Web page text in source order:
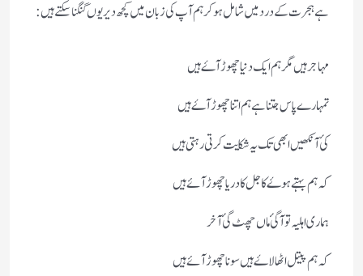
ہے ہجرت کے درد میں شامل ہوکر ہم آپ کی زبان میں کچھ دیر یوں گنگنا سکتے ہیں :
مہاجرہیں مگر ہم ایک دنیا چھوڑ آۓہیں
تمہارے پاس جتنا ہے ہم اتنا چھوڑ آۓ ہیں
کئ آنکھیں ابھی تک یہ شکایت کرتی رہتی ہیں
کہ ہم بہتے ہوۓ کاجل کا دریا چھوڑ آئے ہیں
ہماری اہلیہ تو آگئ ماں چھٹ گئ آخر
کہ ہم پیتل اٹھالاۓ ہیں سونا چھوڑ آئے ہیں